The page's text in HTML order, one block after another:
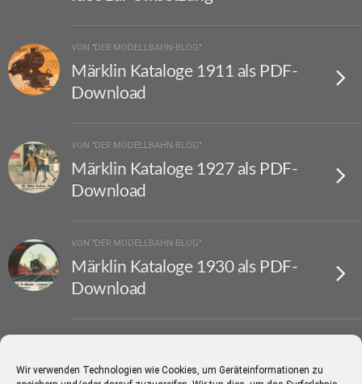
Wir verwenden Technologien wie Cookies, um Geräteinformationen zu
VON "DER MODELLBAHN-BLOG"
Märklin Kataloge 1911 als PDF-
Download
VON "DER MODELLBAHN-BLOG"
Märklin Kataloge 1927 als PDF-
Download
VON "DER MODELLBAHN-BLOG"
Märklin Kataloge 1930 als PDF-
Download
Märklin Kataloge 1931 als PDF-